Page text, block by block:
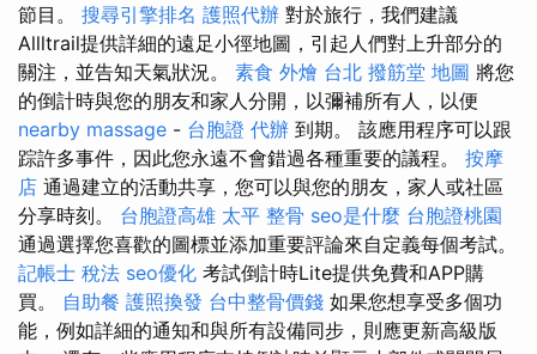
節目。 搜尋引擎排名 護照代辦 對於旅行，我們建議
Allltrail提供詳細的遠足小徑地圖，引起人們對上升部分的
關注，並告知天氣狀況。 素食 外燴 台北 撥筋堂 地圖 將您
的倒計時與您的朋友和家人分開，以彌補所有人，以便
nearby massage - 台胞證 代辦 到期。 該應用程序可以跟
踪許多事件，因此您永遠不會錯過各種重要的議程。 按摩
店 通過建立的活動共享，您可以與您的朋友，家人或社區
分享時刻。 台胞證高雄 太平 整骨 seo是什麼 台胞證桃園
通過選擇您喜歡的圖標並添加重要評論來自定義每個考試。
記帳士 稅法 seo優化 考試倒計時Lite提供免費和APP購
買。 自助餐 護照換發 台中整骨價錢 如果您想享受多個功
能，例如詳細的通知和與所有設備同步，則應更新高級版